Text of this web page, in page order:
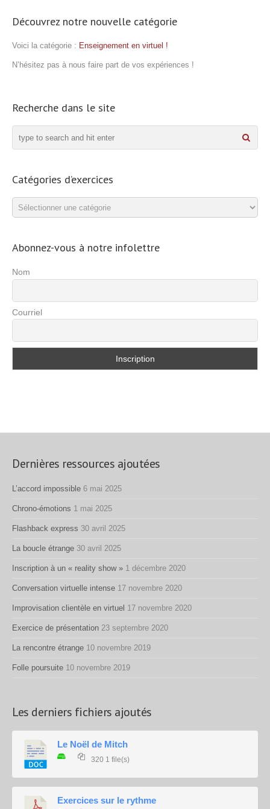
Découvrez notre nouvelle catégorie
Voici la catégorie : Enseignement en virtuel !
N’hésitez pas à nous faire part de vos expériences !
Recherche dans le site
Catégories d’exercices
Catégories
d’exercices
Abonnez-vous à notre infolettre
Nom
Courriel
Dernières ressources ajoutées
L’accord impossible 6 mai 2025
Chrono-émotions 1 mai 2025
Flashback express 30 avril 2025
La boucle étrange 30 avril 2025
Inscription à un « reality show » 1 décembre 2020
Conversation virtuelle intense 17 novembre 2020
Improvisation clientèle en virtuel 17 novembre 2020
Exercice de présentation 23 septembre 2020
La rencontre étrange 10 novembre 2019
Folle poursuite 10 novembre 2019
Les derniers fichiers ajoutés
Le Noël de Mitch
320 1 file(s)
Exercices sur le rythme